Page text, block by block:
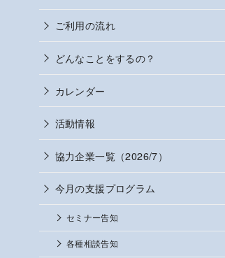
ご利用の流れ
どんなことをするの？
カレンダー
活動情報
協力企業一覧（2026/7）
今月の支援プログラム
セミナー告知
各種相談告知